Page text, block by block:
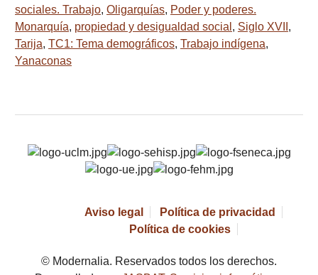
sociales. Trabajo, Oligarquías, Poder y poderes.
Monarquía, propiedad y desigualdad social , Siglo XVII ,
Tarija, TC1: Tema demográficos, Trabajo indígena,
Yanaconas
Aviso legal
Política de privacidad
Política de cookies
© Modernalia. Reservados todos los derechos.